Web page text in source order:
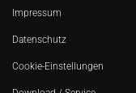
Impressum
Datenschutz
Cookie-Einstellungen